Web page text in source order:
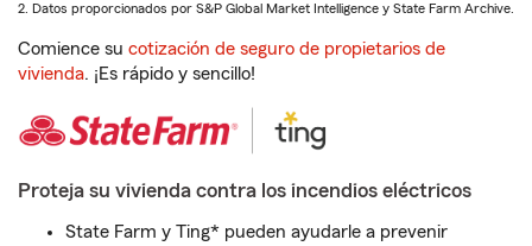
2. Datos proporcionados por S&P Global Market Intelligence y State Farm Archive.
Comience su cotización de seguro de propietarios de
vivienda. ¡Es rápido y sencillo!
Proteja su vivienda contra los incendios eléctricos
State Farm y Ting* pueden ayudarle a prevenir